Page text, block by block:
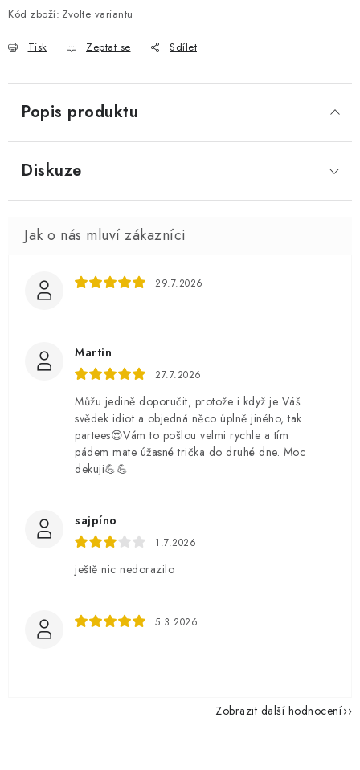
Kód zboží: Zvolte variantu
Tisk Zeptat se Sdílet
Popis produktu
Diskuze
29.7.2026
Martin
27.7.2026
Můžu jedině doporučit, protože i když je Váš
svědek idiot a objedná něco úplně jiného, tak
partees😍Vám to pošlou velmi rychle a tím
pádem mate úžasné trička do druhé dne. Moc
dekuji💪💪
sajpíno
1.7.2026
ještě nic nedorazilo
5.3.2026
Zobrazit další hodnocení